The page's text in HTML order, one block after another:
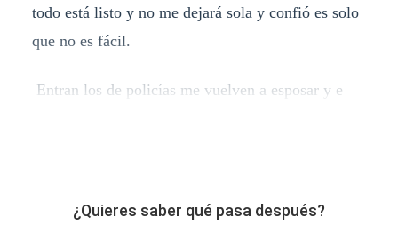
todo está listo y no me dejará sola y confió es solo
que no es fácil.
Entran los de policías me vuelven a esposar y e
¿Quieres saber qué pasa después?